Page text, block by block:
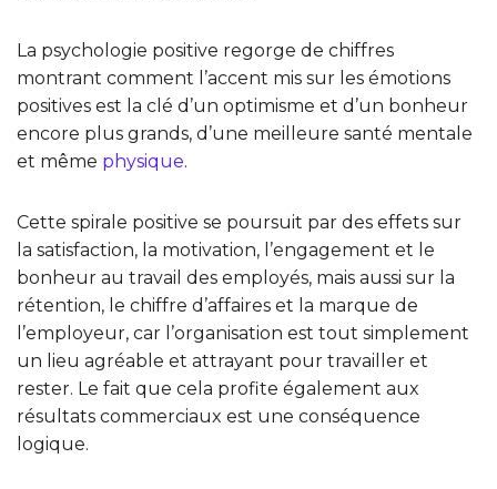
La psychologie positive regorge de chiffres
montrant comment l’accent mis sur les émotions
positives est la clé d’un optimisme et d’un bonheur
encore plus grands, d’une meilleure santé mentale
et même physique.
Cette spirale positive se poursuit par des effets sur
la satisfaction, la motivation, l’engagement et le
bonheur au travail des employés, mais aussi sur la
rétention, le chiffre d’affaires et la marque de
l’employeur, car l’organisation est tout simplement
un lieu agréable et attrayant pour travailler et
rester. Le fait que cela profite également aux
résultats commerciaux est une conséquence
logique.